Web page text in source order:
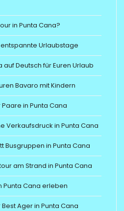
in Punta Cana?
Urlaubstage
auf Deutsch für Euren Urlaub
Bavaro mit Kindern
in Punta Cana
Verkaufsdruck in Punta Cana
Busgruppen in Punta Cana
am Strand in Punta Cana
Punta Cana erleben
Ager in Punta Cana